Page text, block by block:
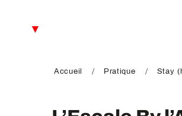
Accueil Pratique Stay